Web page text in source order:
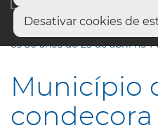
Desativar cookies de
Início
Município de Ílhavo
os 50 anos do 25 de abril no
Município
condecora